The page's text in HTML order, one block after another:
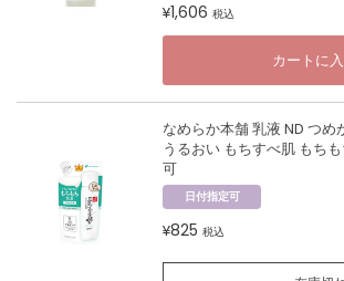
¥1,606 税込
カートに
なめらか本舗 乳液 ND つめ
うるおい もちすべ肌 もち
可
日付指定可
¥825 税込